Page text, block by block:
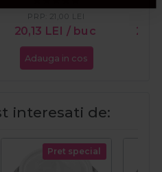
20,13 LEI / buc
PRP: 21,00 LEI
Adauga in cos
interesati de:
Pret special